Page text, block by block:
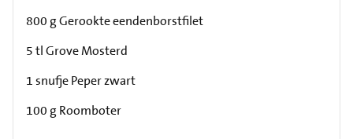
800 g Gerookte eendenborstfilet
5 tl Grove Mosterd
1 snufje Peper zwart
100 g Roomboter